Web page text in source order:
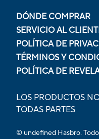
DÓNDE COMPRAR
SERVICIO AL
POLÍTICA DE
TÉRMINOS Y
POLÍTICA DE
LOS PRODUCTOS
TODAS PARTES
© undefined Hasbro.